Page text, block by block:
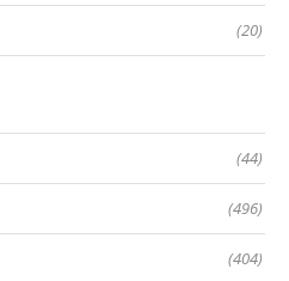
(20)
(44)
(496)
(404)